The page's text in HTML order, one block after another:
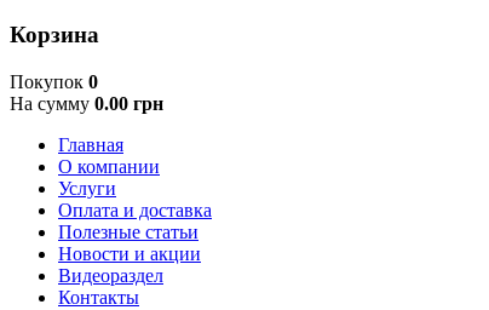
Корзина
Покупок 0
На сумму 0.00 грн
Главная
О компании
Услуги
Оплата и доставка
Полезные статьи
Новости и акции
Видеораздел
Контакты